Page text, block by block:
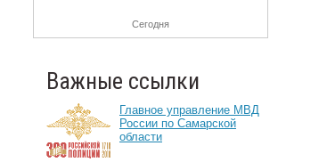
Сегодня
Важные ссылки
Главное управление МВД
России по Самарской
области